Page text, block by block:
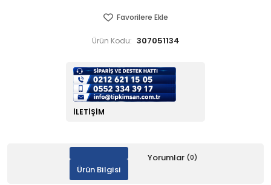
Favorilere Ekle
Ürün Kodu: 307051134
İLETIŞIM
Ürün Bilgisi
Yorumlar (0)